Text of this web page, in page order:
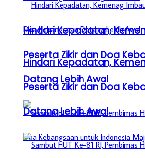
Hindari Kepadatan,
Peserta Zikir dan Doa
Datang Lebih Awal
Hindari Kepadatan,
Peserta Zikir dan Doa
Datang Lebih Awal